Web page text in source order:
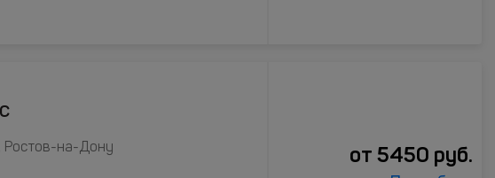
Ростов-на-Дону от 5450 руб.